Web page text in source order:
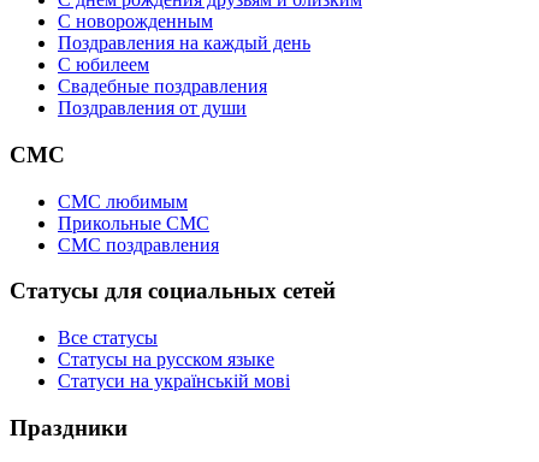
C новорожденным
Поздравления на каждый день
С юбилеем
Свадебные поздравления
Поздравления от души
СМС
СМС любимым
Прикольные СМС
СМС поздравления
Статусы для социальных сетей
Все статусы
Статусы на русском языке
Статуси на українській мові
Праздники